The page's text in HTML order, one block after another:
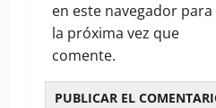
en este navegador para
la próxima vez que
comente.